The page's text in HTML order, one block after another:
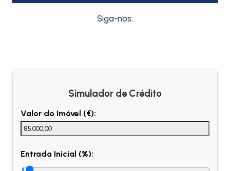
Siga-nos:
Simulador de Crédito
Valor do Imóvel (€):
Entrada Inicial (%):